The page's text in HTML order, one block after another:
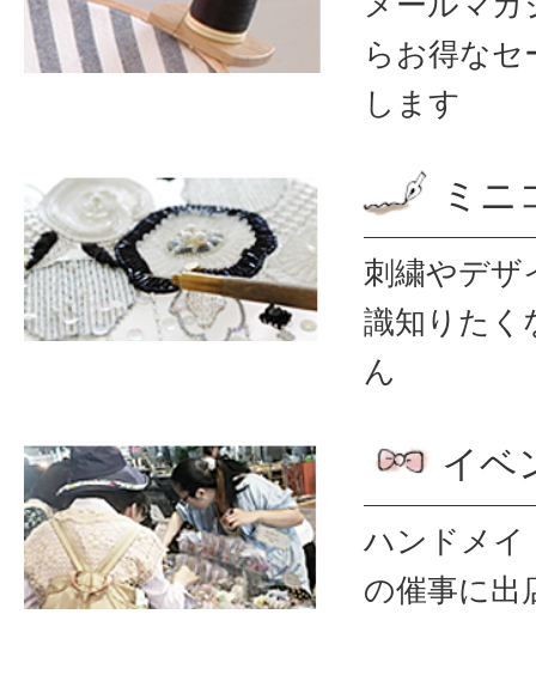
ら お得なセ
します
ミニ
刺繍やデザ
識知りたく
ん
イベ
ハンドメイ
の催事に出